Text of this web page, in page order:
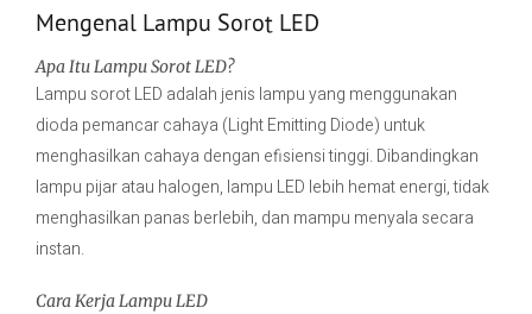
Mengenal Lampu Sorot LED
Apa Itu Lampu Sorot LED?
Lampu sorot LED adalah jenis lampu yang menggunakan
dioda pemancar cahaya (Light Emitting Diode) untuk
menghasilkan cahaya dengan efisiensi tinggi. Dibandingkan
lampu pijar atau halogen, lampu LED lebih hemat energi, tidak
menghasilkan panas berlebih, dan mampu menyala secara
instan.
Cara Kerja Lampu LED